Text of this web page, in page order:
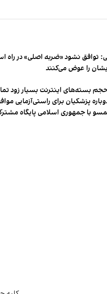
توافق نشود «ضربه اصلی» در راه
را عوض می‌کنند
حجم بسته‌های اینترنت بسیار زود
پزشکیان برای راستی‌آزمایی
با جمهوری اسلامی پایگاه